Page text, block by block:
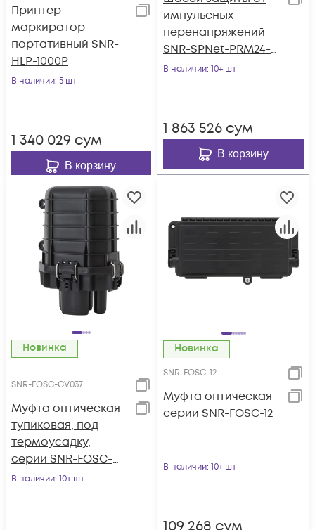
Принтер
маркиратор
портативный SNR-
HLP-1000P
В наличии: 5 шт
1 340 029 сум
В корзину
импульсных
перенапряжений
SNR-SPNet-PRM24-
V2
В наличии: 10+ шт
1 863 526 сум
В корзину
Новинка
SNR-FOSC-CV037
Муфта оптическая
тупиковая, под
термоусадку,
серии SNR-FOSC-
CV037
В наличии: 10+ шт
Новинка
SNR-FOSC-12
Муфта оптическая
серии SNR-FOSC-12
В наличии: 10+ шт